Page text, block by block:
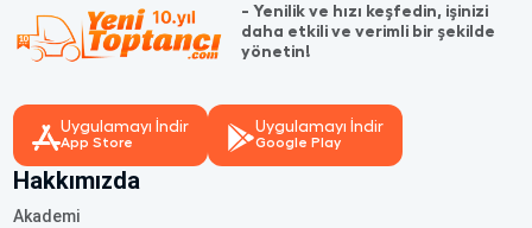
- Yenilik ve hızı keşfedin, işinizi
daha etkili ve verimli bir şekilde
yönetin!
Uygulamayı İndir
App Store
Uygulamayı İndir
Google Play
Hakkımızda
Akademi